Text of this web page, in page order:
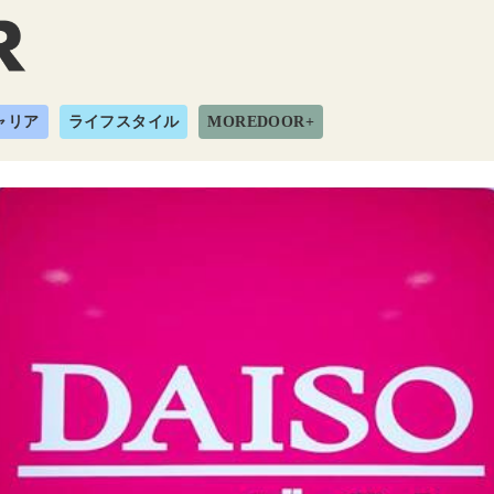
リア ライフスタイル MOREDOOR+